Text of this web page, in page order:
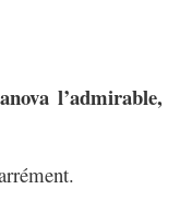
l’admirable,